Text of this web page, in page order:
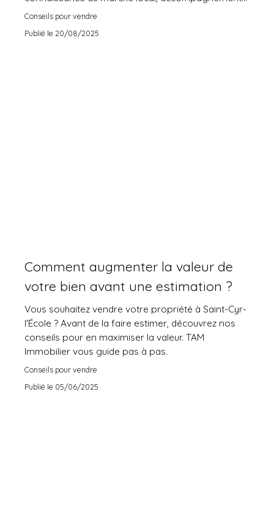
personnalisé et sécurité maximale pour votre bien.
Conseils pour vendre
Publié le 20/08/2025
Comment augmenter la valeur de
votre bien avant une estimation ?
Vous souhaitez vendre votre propriété à Saint-Cyr-
l'École ? Avant de la faire estimer, découvrez nos
conseils pour en maximiser la valeur. TAM
Immobilier vous guide pas à pas.
Conseils pour vendre
Publié le 05/06/2025